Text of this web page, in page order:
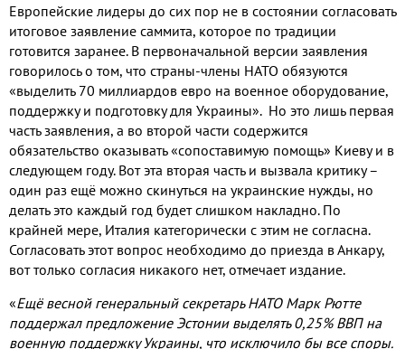
Европейские лидеры до сих пор не в состоянии согласовать
итоговое заявление саммита, которое по традиции
готовится заранее. В первоначальной версии заявления
говорилось о том, что страны-члены НАТО обязуются
«выделить 70 миллиардов евро на военное оборудование,
поддержку и подготовку для Украины». Но это лишь первая
часть заявления, а во второй части содержится
обязательство оказывать «сопоставимую помощь» Киеву и в
следующем году. Вот эта вторая часть и вызвала критику –
один раз ещё можно скинуться на украинские нужды, но
делать это каждый год будет слишком накладно. По
крайней мере, Италия категорически с этим не согласна.
Согласовать этот вопрос необходимо до приезда в Анкару,
вот только согласия никакого нет, отмечает издание.
«Ещё весной генеральный секретарь НАТО Марк Рютте
поддержал предложение Эстонии выделять 0,25% ВВП на
военную поддержку Украины, что исключило бы все споры.